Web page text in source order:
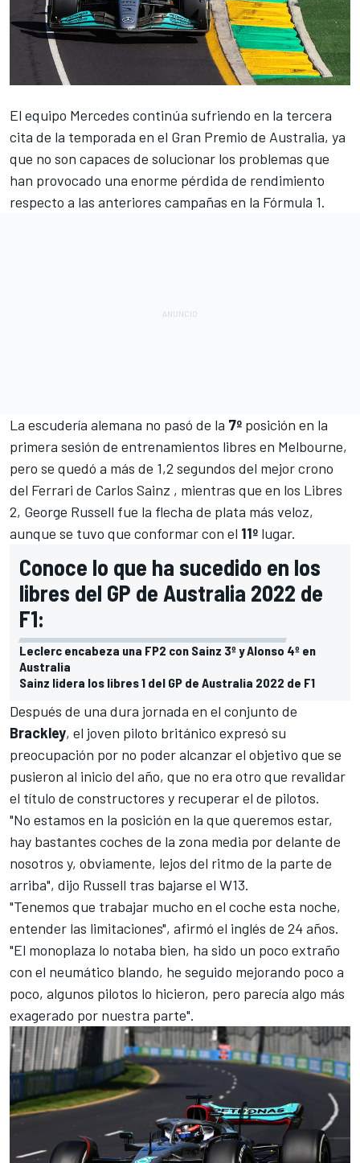
El equipo Mercedes continúa sufriendo en la tercera
cita de la temporada en el Gran Premio de Australia, ya
que no son capaces de solucionar los problemas que
han provocado una enorme pérdida de rendimiento
respecto a las anteriores campañas en la Fórmula 1.
La escudería alemana no pasó de la 7º posición en la
primera sesión de entrenamientos libres en Melbourne,
pero se quedó a más de 1,2 segundos del mejor crono
del Ferrari de Carlos Sainz , mientras que en los Libres
2, George Russell fue la flecha de plata más veloz,
aunque se tuvo que conformar con el 11º lugar.
Conoce lo que ha sucedido en los
libres del GP de Australia 2022 de
F1:
Leclerc encabeza una FP2 con Sainz 3º y Alonso 4º en
Australia
Sainz lidera los libres 1 del GP de Australia 2022 de F1
Después de una dura jornada en el conjunto de
Brackley, el joven piloto británico expresó su
preocupación por no poder alcanzar el objetivo que se
pusieron al inicio del año, que no era otro que revalidar
el título de constructores y recuperar el de pilotos.
"No estamos en la posición en la que queremos estar,
hay bastantes coches de la zona media por delante de
nosotros y, obviamente, lejos del ritmo de la parte de
arriba", dijo Russell tras bajarse el W13.
"Tenemos que trabajar mucho en el coche esta noche,
entender las limitaciones", afirmó el inglés de 24 años.
"El monoplaza lo notaba bien, ha sido un poco extraño
con el neumático blando, he seguido mejorando poco a
poco, algunos pilotos lo hicieron, pero parecía algo más
exagerado por nuestra parte".